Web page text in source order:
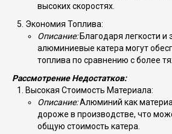
высоких скоростях.
Экономия Топлива:
Описание:Благодаря легкости и
алюминиевые катера могут
топлива по сравнению с более
Рассмотрение Недостатков:
Высокая Стоимость Материала:
Описание:Алюминий как
дороже в производстве, что
общую стоимость катера.